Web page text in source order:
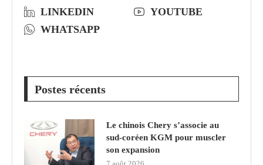
LINKEDIN
YOUTUBE
WHATSAPP
Postes récents
Le chinois Chery s’associe au
sud‑coréen KGM pour muscler
son expansion